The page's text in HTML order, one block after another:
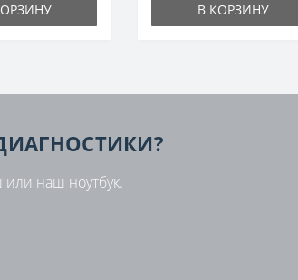
В КОРЗИНУ
наш ноутбук.